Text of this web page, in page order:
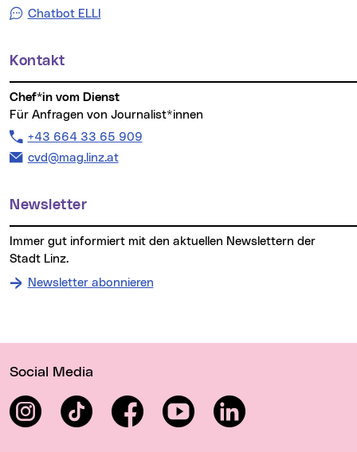
Chatbot ELLI
Kontakt
Chef*in vom Dienst
Für Anfragen von Journalist*innen
Telefon:
+43 664 33 65 909
E-Mail Adresse:
cvd@mag.linz.at
Newsletter
Stadt Linz.
Newsletter abonnieren
Social Media
InstagramTikTok FacebookYouTube LinkedIn